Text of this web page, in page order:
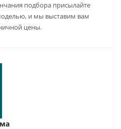
подбора присылайте
и мы выставим вам
цены.